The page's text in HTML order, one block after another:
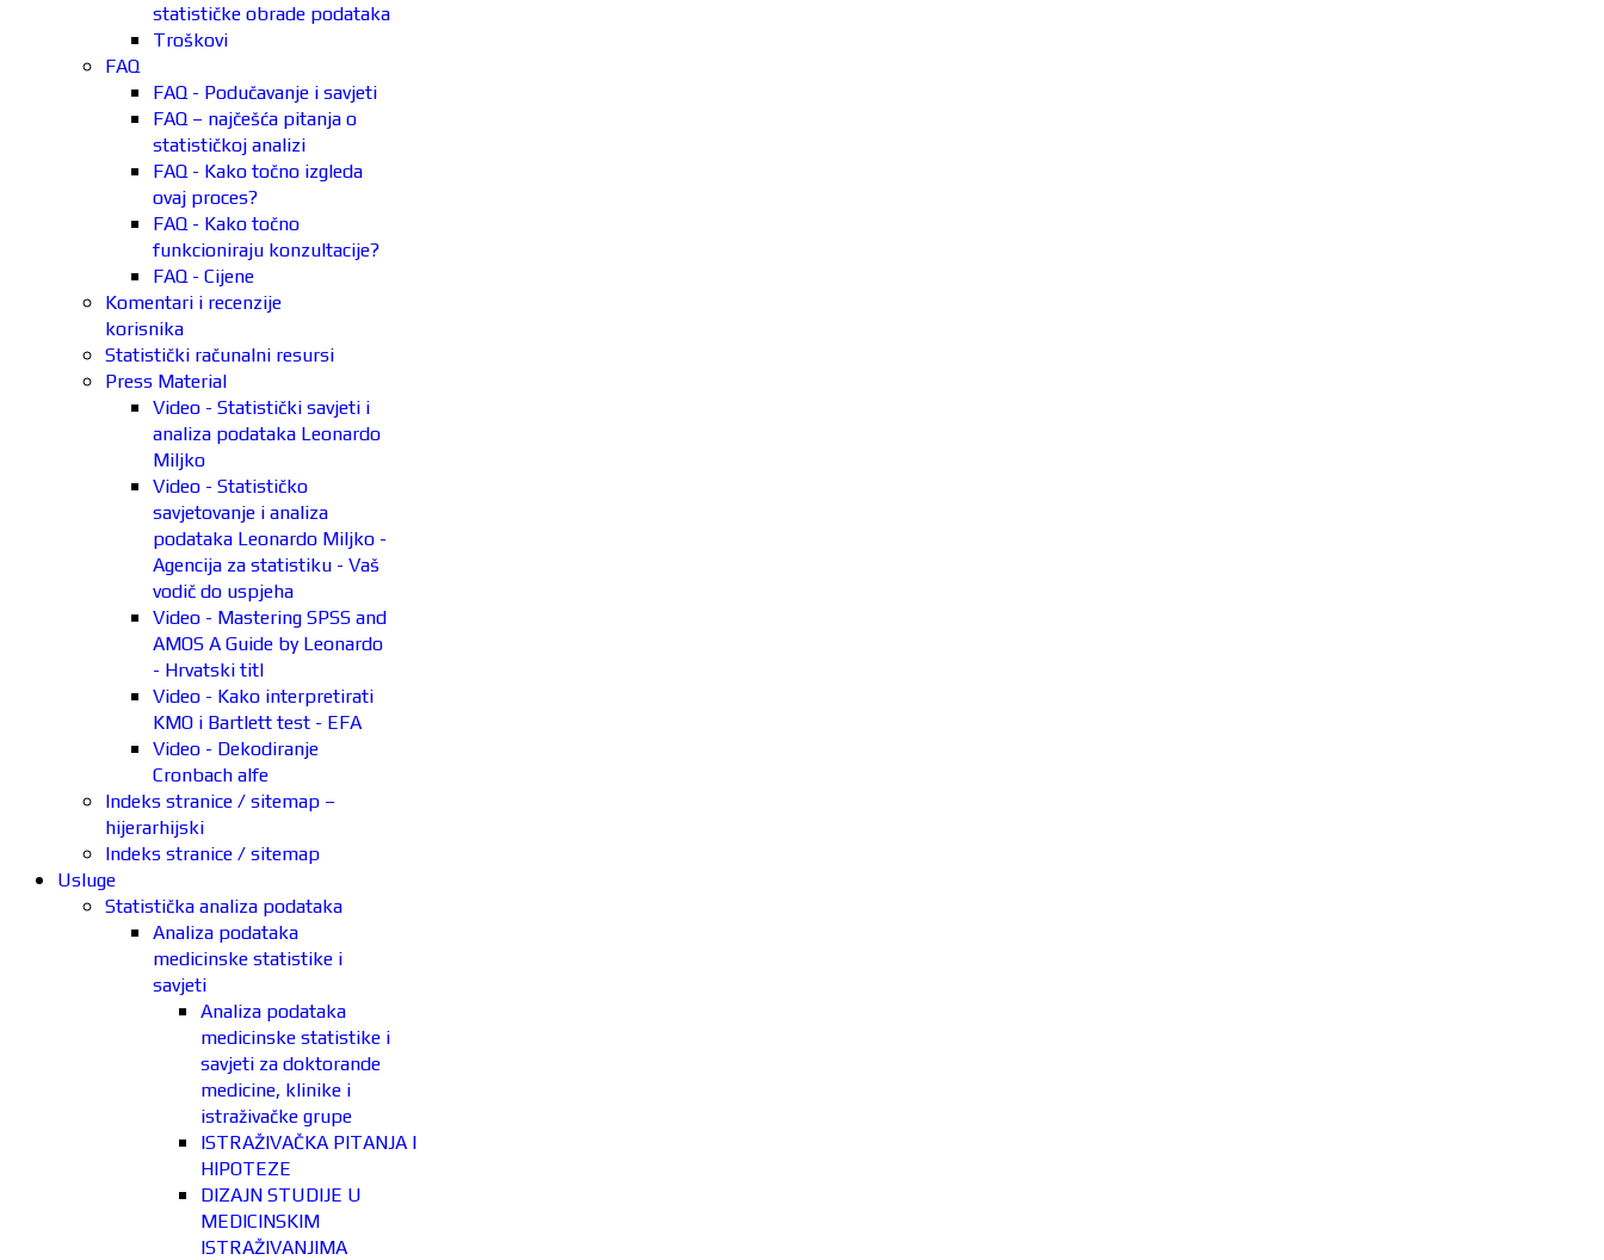
statističke obrade podataka
Troškovi
FAQ
FAQ - Podučavanje i savjeti
FAQ – najčešća pitanja o
statističkoj analizi
FAQ - Kako točno izgleda
ovaj proces?
FAQ - Kako točno
funkcioniraju konzultacije?
FAQ - Cijene
Komentari i recenzije
korisnika
Statistički računalni resursi
Press Material
Video - Statistički savjeti i
analiza podataka Leonardo
Miljko
Video - Statističko
savjetovanje i analiza
podataka Leonardo Miljko -
Agencija za statistiku - Vaš
vodič do uspjeha
Video - Mastering SPSS and
AMOS A Guide by Leonardo
- Hrvatski titl
Video - Kako interpretirati
KMO i Bartlett test - EFA
Video - Dekodiranje
Cronbach alfe
Indeks stranice / sitemap –
hijerarhijski
Indeks stranice / sitemap
Usluge
Statistička analiza podataka
Analiza podataka
medicinske statistike i
savjeti
Analiza podataka
medicinske statistike i
savjeti za doktorande
medicine, klinike i
istraživačke grupe
ISTRAŽIVAČKA PITANJA I
HIPOTEZE
DIZAJN STUDIJE U
MEDICINSKIM
ISTRAŽIVANJIMA